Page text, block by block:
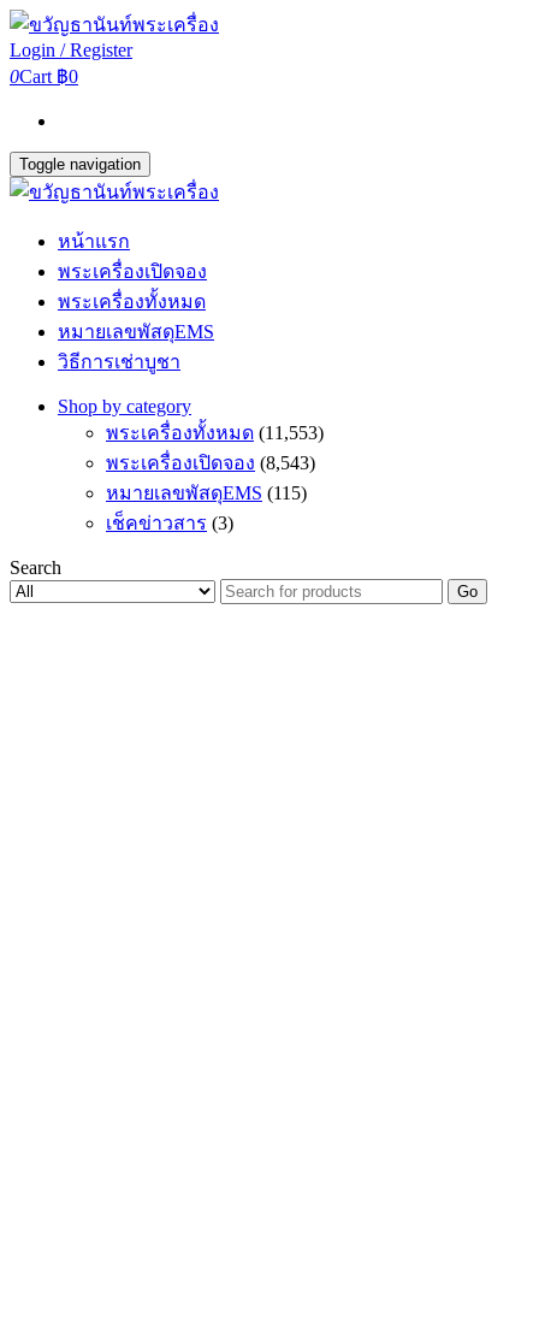
Login / Register
0Cart ฿0
Toggle navigation
หน้าแรก
พระเครื่องเปิดจอง
พระเครื่องทั้งหมด
หมายเลขพัสดุEMS
วิธีการเช่าบูชา
Shop by category
พระเครื่องทั้งหมด (11,553)
พระเครื่องเปิดจอง (8,543)
หมายเลขพัสดุEMS (115)
เช็คข่าวสาร (3)
Search
Go